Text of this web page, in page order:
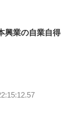
興業の自業自得